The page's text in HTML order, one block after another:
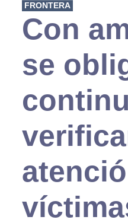
FRONTERA
Con
se